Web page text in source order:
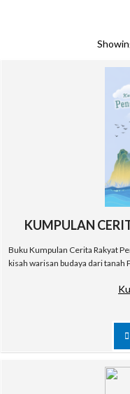
KUMPULAN
Buku Kumpulan Cerita Rakyat
kisah warisan budaya dari tanah